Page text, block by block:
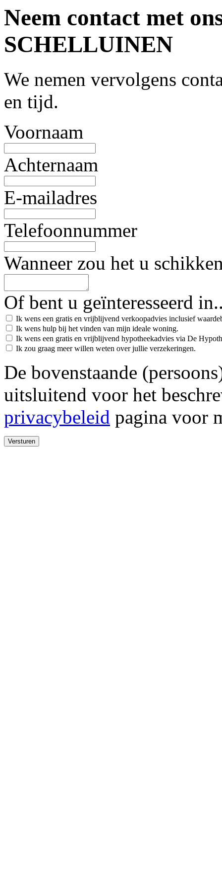
Neem contact met
SCHELLUINEN
We nemen vervolgens
en tijd.
Voornaam
Achternaam
E-mailadres
Telefoonnummer
Wanneer zou het u
Of bent u geïnteresseerd
Ik wens een gratis en vrijblijvend verkoopadvies inclusief
Ik wens hulp bij het vinden van mijn ideale woning.
Ik wens een gratis en vrijblijvend hypotheekadvies via De
Ik zou graag meer willen weten over jullie verzekeringen.
De bovenstaande
uitsluitend voor het
privacybeleid pagina voor
Versturen